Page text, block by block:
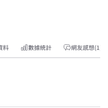
料 數據統計 網友感想(1)